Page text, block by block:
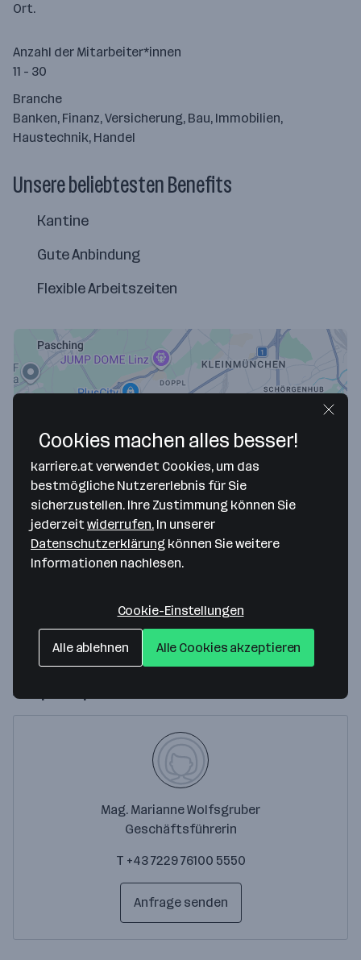
Ort.
Anzahl der Mitarbeiter*innen
11 - 30
Branche
Banken, Finanz, Versicherung, Bau, Immobilien,
Haustechnik, Handel
Unsere beliebtesten Benefits
Kantine
Gute Anbindung
Flexible Arbeitszeiten
Map data ©2026 Google
IMG Immokauf GmbH
Johann-Roithner-Straße 131
Ansprechperson
Mag. Marianne Wolfsgruber
Geschäftsführerin
T +43 7229 76100 5550
Anfrage senden
Cookies machen alles besser!
karriere.at verwendet Cookies, um das
bestmögliche Nutzererlebnis für Sie
sicherzustellen. Ihre Zustimmung können Sie
jederzeit widerrufen. In unserer
Datenschutzerklärung können Sie weitere
Informationen nachlesen.
Cookie-Einstellungen
Alle ablehnen Alle Cookies akzeptieren